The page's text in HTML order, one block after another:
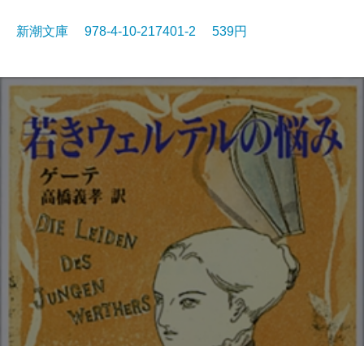
新潮文庫 978-4-10-217401-2 539円